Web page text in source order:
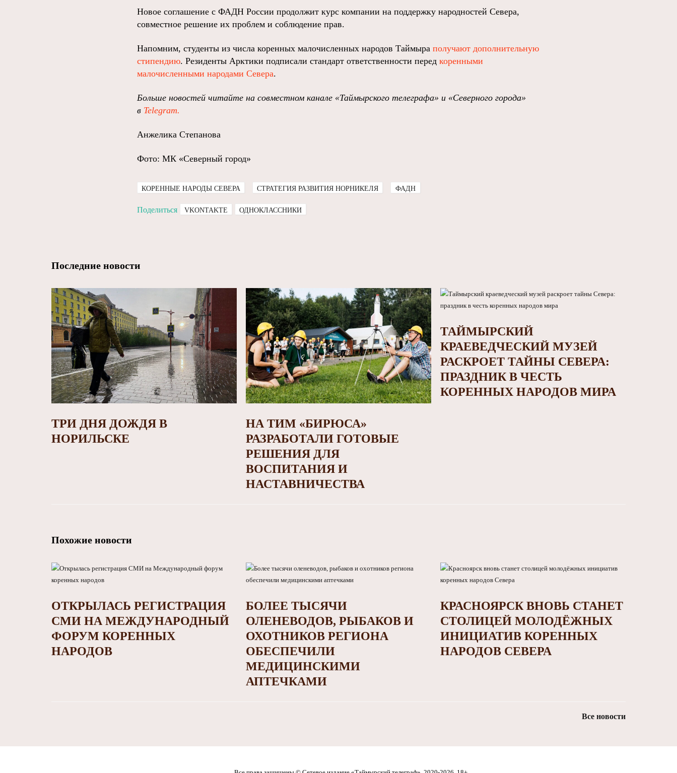
Новое соглашение с ФАДН России продолжит курс компании на поддержку народностей Севера,
совместное решение их проблем и соблюдение прав.
Напомним, студенты из числа коренных малочисленных народов Таймыра получают дополнительную
стипендию. Резиденты Арктики подписали стандарт ответственности перед коренными
малочисленными народами Севера.
Больше новостей читайте на совместном канале «Таймырского телеграфа» и «Северного города»
в Telegram.
Анжелика Степанова
Фото: МК «Северный город»
КОРЕННЫЕ НАРОДЫ СЕВЕРА СТРАТЕГИЯ РАЗВИТИЯ НОРНИКЕЛЯ ФАДН
Поделиться VKONTAKTE ОДНОКЛАССНИКИ
Последние новости
ТРИ ДНЯ ДОЖДЯ В
НОРИЛЬСКЕ
НА ТИМ «БИРЮСА»
РАЗРАБОТАЛИ ГОТОВЫЕ
РЕШЕНИЯ ДЛЯ
ВОСПИТАНИЯ И
НАСТАВНИЧЕСТВА
ТАЙМЫРСКИЙ
КРАЕВЕДЧЕСКИЙ МУЗЕЙ
РАСКРОЕТ ТАЙНЫ СЕВЕРА:
ПРАЗДНИК В ЧЕСТЬ
КОРЕННЫХ НАРОДОВ МИРА
Похожие новости
ОТКРЫЛАСЬ РЕГИСТРАЦИЯ
СМИ НА МЕЖДУНАРОДНЫЙ
ФОРУМ КОРЕННЫХ
НАРОДОВ
БОЛЕЕ ТЫСЯЧИ
ОЛЕНЕВОДОВ, РЫБАКОВ И
ОХОТНИКОВ РЕГИОНА
ОБЕСПЕЧИЛИ
МЕДИЦИНСКИМИ
АПТЕЧКАМИ
КРАСНОЯРСК ВНОВЬ СТАНЕТ
СТОЛИЦЕЙ МОЛОДЁЖНЫХ
ИНИЦИАТИВ КОРЕННЫХ
НАРОДОВ СЕВЕРА
Все новости